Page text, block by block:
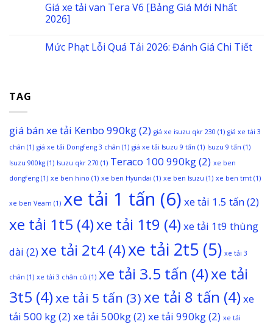
Giá xe tải van Tera V6 [Bảng Giá Mới Nhất
2026]
Mức Phạt Lỗi Quá Tải 2026: Đánh Giá Chi Tiết
TAG
giá bán xe tải Kenbo 990kg(2) giá xe isuzu qkr 230 (1) giá xe tải 3
chân (1) giá xe tải Dongfeng 3 chân (1) giá xe tải Isuzu 9 tấn (1) Isuzu 9 tấn (1)
Isuzu 900kg (1) Isuzu qkr 270 (1) Teraco 100 990kg(2) xe ben
dongfeng (1) xe ben hino (1) xe ben Hyundai (1) xe ben Isuzu (1) xe ben tmt (1)
xe ben Veam (1) xe tải 1 tấn (6) xe tải 1.5 tấn(2)
xe tải 1t5 (4)xe tải 1t9 (4) xe tải 1t9 thùng
dài (2) xe tải 2t4 (4)xe tải 2t5 (5) xe tải 3
chân (1) xe tải 3 chân cũ (1) xe tải 3.5 tấn (4)xe tải
3t5 (4)xe tải 5 tấn (3)xe tải 8 tấn (4) xe
tải 500 kg(2) xe tải 500kg(2) xe tải 990kg(2) xe tải